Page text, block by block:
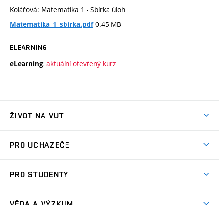
Kolářová: Matematika 1 - Sbírka úloh
Matematika_1_sbirka.pdf0.45 MB
ELEARNING
eLearning: aktuální otevřený kurz
ŽIVOT NA VUT
Koleje
PRO UCHAZEČE
Dny otevřených dveří
PRO STUDENTY